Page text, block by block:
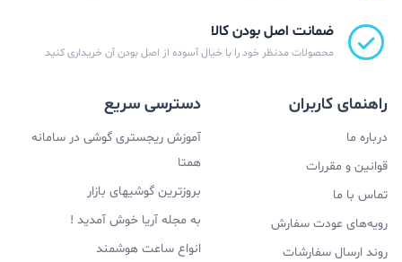
ضمانت اصل بودن کالا
محصولات مدنظر خود را با خیال آسوده از اصل بودن آن خریداری کنید
راهنمای کاربران
درباره ما
قوانین و مقررات
تماس با ما
رویه‌های عودت سفارش
روند ارسال سفارشات
دسترسی سریع
آموزش ریجستری گوشی در سامانه
همتا
بروزترین گوشیهای بازار
به مجله آریا خوش آمدید !
انواع ساعت هوشمند